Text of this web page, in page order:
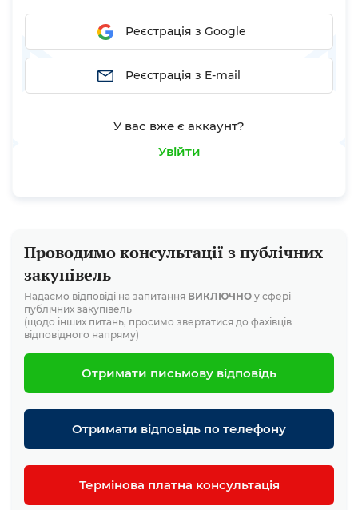
Реєстрація з Google
Реєстрація з E-mail
У вас вже є аккаунт?
Увійти
Проводимо консультації з публічних
закупівель
Надаємо відповіді на запитання ВИКЛЮЧНО у сфері
публічних закупівель
(щодо інших питань, просимо звертатися до фахівців
відповідного напряму)
Отримати письмову відповідь
Отримати відповідь по телефону
Термінова платна консультація